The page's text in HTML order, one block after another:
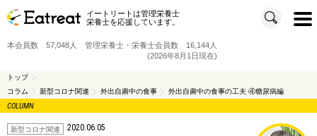
イートリートは管理栄養士
栄養士を応援しています。
t
o
a
i
n
本会員数 57,048人 管理栄養士・栄養士会員数 16,144人
(2026年8月1日現在)
トップ
コラム
新型コロナ関連 外出自粛中の食事 外出自粛中の食事の工夫 ④糖尿病編
COLUMN
新型コロナ関連 2020.06.05